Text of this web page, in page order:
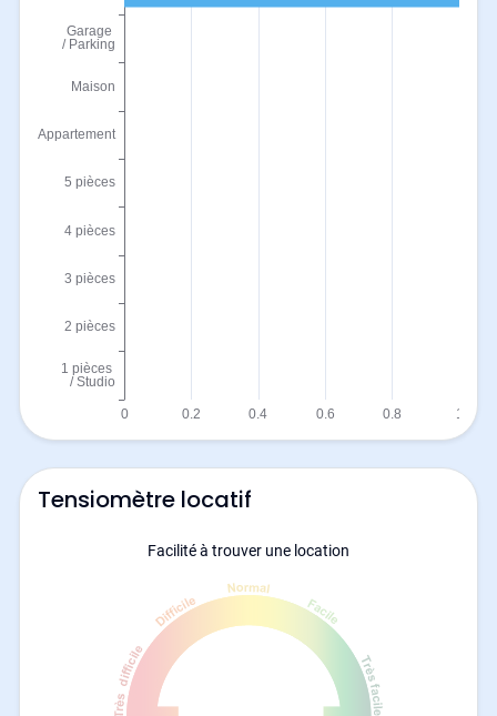
Tensiomètre locatif
Facilité à trouver une location